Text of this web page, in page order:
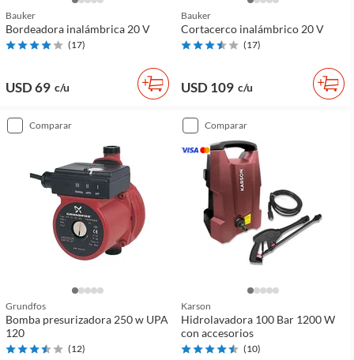
Bauker
Bordeadora inalámbrica 20 V
(17)
USD 69 c/u
Bauker
Cortacerco inalámbrico 20 V
(17)
USD 109 c/u
comparar
Grundfos
Bomba presurizadora 250 w UPA
120
(12)
comparar
Karson
Hidrolavadora 100 Bar 1200 W
con accesorios
(10)